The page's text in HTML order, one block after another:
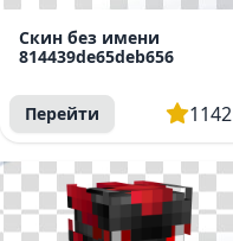
Скин без имени
814439de65deb656
Перейти 1142